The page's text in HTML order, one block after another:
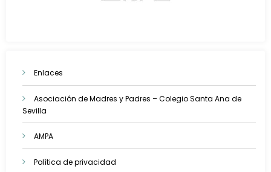
Enlaces
Asociación de Madres y Padres – Colegio Santa Ana de
Sevilla
AMPA
Política de privacidad